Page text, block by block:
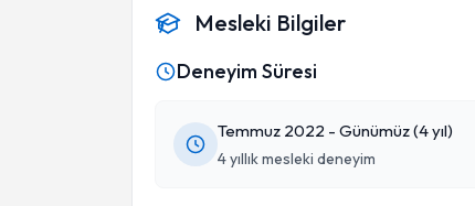
Mesleki Bilgiler
Deneyim Süresi
Temmuz 2022 - Günümüz (4 yıl)
4 yıllık mesleki deneyim